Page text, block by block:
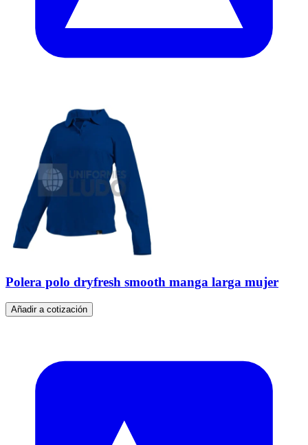
Polera polo dryfresh smooth manga larga mujer
Añadir a cotización